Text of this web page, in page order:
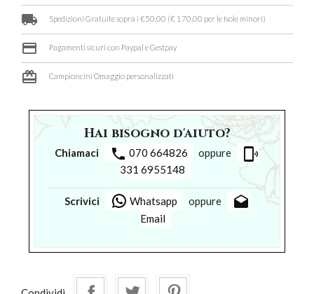
local_shipping Spedizioni Gratuite sopra i €50,00 (€ 170,00 per le Isole minori)
credit_card Pagamenti sicuri con Paypal e Gestpay
card_giftcard Campioncini Omaggio personalizzati
Hai bisogno d'aiuto?
Chiamaci phone 070 664826 oppure phonelink_ring
331 6955148
Scrivici Whatsapp oppure drafts
Email